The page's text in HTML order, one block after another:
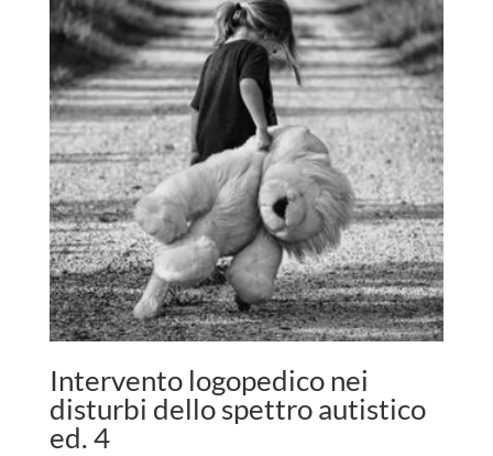
Intervento logopedico nei
disturbi dello spettro autistico
ed. 4